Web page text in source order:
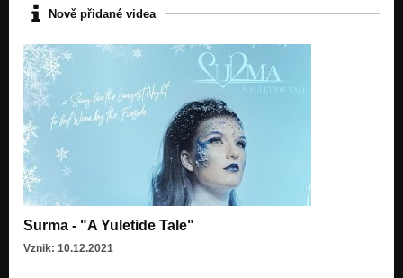
Nově přidané videa
Surma - "A Yuletide Tale"
Vznik: 10.12.2021